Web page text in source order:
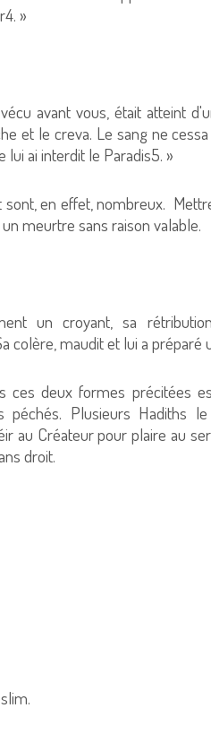
»
avant vous, était atteint
et le creva. Le sang ne
lui ai interdit le Paradis5. »
en effet, nombreux.
meurtre sans raison valable.
un croyant, sa
colère, maudit et lui a
ces deux formes précitées
Plusieurs Hadiths
au Créateur pour plaire au
droit.